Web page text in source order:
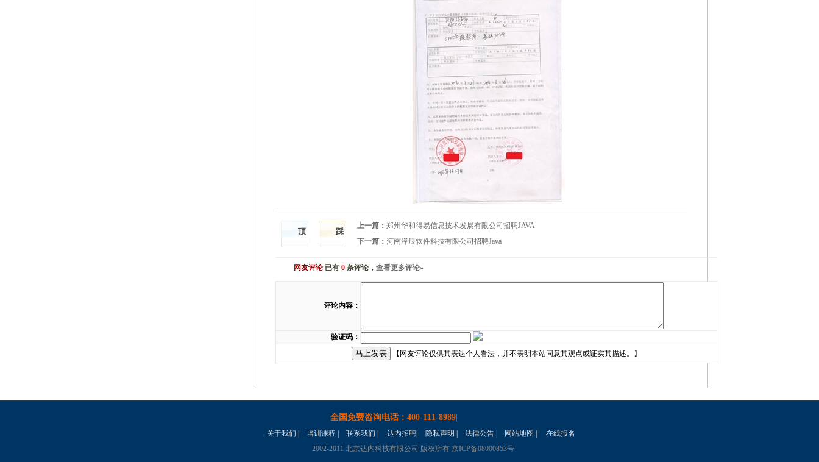
顶 踩 上一篇： 郑州华和得易信息技术发展有限公司招聘JAVA
下一篇： 河南泽辰软件科技有限公司招聘Java
网友评论已有 0 条评论， 查看更多评论»
评论内容：
验证码：
【网友评论仅供其表达个人看法，并不表明本站同意其观点或证实其描述。】
全国免费咨询电话： 400-111-8989
关于我们 培训课程 联系我们 达内招聘| 隐私声明 | 法律公告 网站地图
在线报名
2002-2011 北京达内科技有限公司 版权所有 京ICP备08000853号